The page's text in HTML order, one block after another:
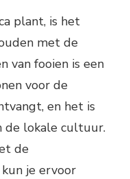
plant, is het
met de
van fooien is een
voor de
en het is
de lokale cultuur.
de
je ervoor